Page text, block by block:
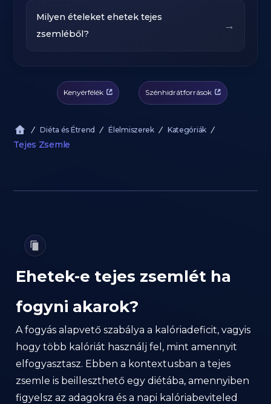
Milyen ételeket ehetek tejes
zsemléből?
→
Kenyérfélék Szénhidrátforrások
Diéta és Étrend Élelmiszerek Kategóriák
Tejes Zsemle
Ehetek-e tejes zsemlét ha
fogyni akarok?
A fogyás alapvető szabálya a kalóriadeficit, vagyis
hogy több kalóriát használj fel, mint amennyit
elfogyasztasz. Ebben a kontextusban a tejes
zsemle is beilleszthető egy diétába, amennyiben
figyelsz az adagokra és a napi kalóriabeviteled